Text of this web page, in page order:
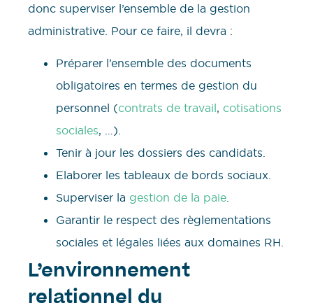
donc superviser l’ensemble de la gestion
administrative. Pour ce faire, il devra :
Préparer l’ensemble des documents
obligatoires en termes de gestion du
personnel (contrats de travail, cotisations
sociales, …).
Tenir à jour les dossiers des candidats.
Elaborer les tableaux de bords sociaux.
Superviser la gestion de la paie.
Garantir le respect des règlementations
sociales et légales liées aux domaines RH.
L’environnement
relationnel du